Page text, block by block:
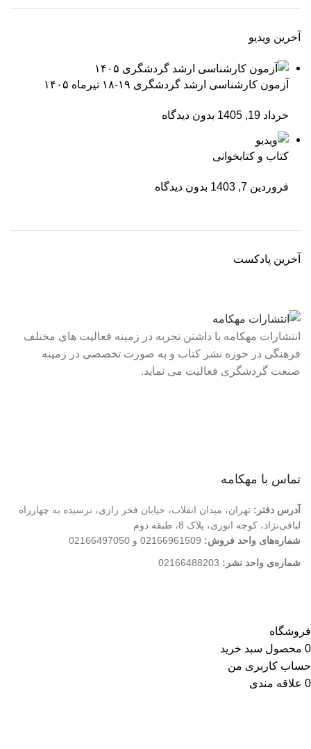
آخرین ویدیو
آزمون کارشناسی ارشد گردشگری ۱۹-۱۸ تیرماه ۱۴۰۵
خرداد 19, 1405 بدون دیدگاه
کتاب و کتابخوانی
فروردین 7, 1403 بدون دیدگاه
آخرین پادکست
انتشارات مهکامه با داشتن تجربه در زمینه فعالیت های مختلف
فرهنگی در حوزه نشر کتاب و به صورت تخصصی در زمینه
صنعت گردشگری فعالیت می نماید.
تماس با مهکامه
آدرس دفتر: تهران، میدان انقلاب، خیابان فخر رازی، نرسیده به چهارراه
لبافی‌نژاد، کوچه انوری، پلاک 8، طبقه دوم
شماره‌های واحد فروش: 02166961509 و 02166497050
شماره‌‌ی واحد نشر:
فروشگاه
0 محصول سبد خرید
حساب کاربری من
0 علاقه مندی